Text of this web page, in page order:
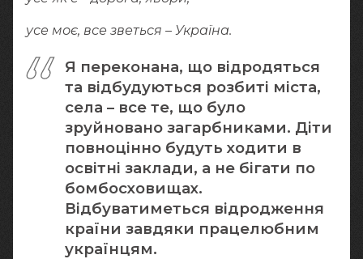
усе моє, все зветься – Україна.
Я переконана, що відродяться
та відбудуються розбиті міста,
села – все те, що було
зруйновано загарбниками. Діти
повноцінно будуть ходити в
освітні заклади, а не бігати по
бомбосховищах.
Відбуватиметься відродження
країни завдяки працелюбним
українцям.